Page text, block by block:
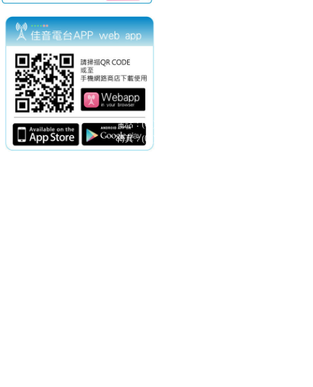
電話：(02)2369-9050
傳真：(02)2362-7816